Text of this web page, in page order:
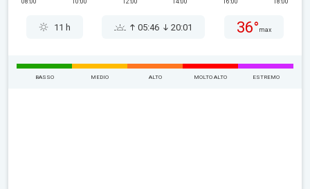
11 h 05:46 20:01 36° max
BASSO MEDIO ALTO MOLTO ALTO ESTREMO